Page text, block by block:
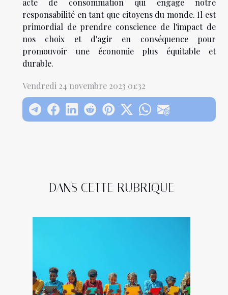
DANS CETTE RUBRIQUE
responsabilité en tant que citoyens du monde. Il est
primordial de prendre conscience de l'impact de
nos choix et d'agir en conséquence pour
promouvoir une économie plus équitable et
durable.
Vendredi 24 novembre 2023 01:32